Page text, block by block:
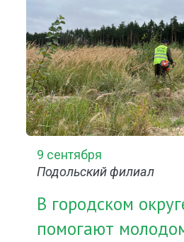
9 сентября
Подольский филиал
В городском
помогают